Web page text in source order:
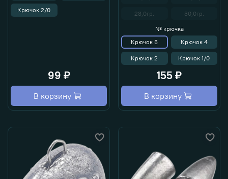
Крючок 2/0
99 ₽
В корзину
28,0гр. 30,0гр.
№ крючка
Крючок 6
Крючок 4
Крючок 2 Крючок 1/0
155 ₽
В корзину